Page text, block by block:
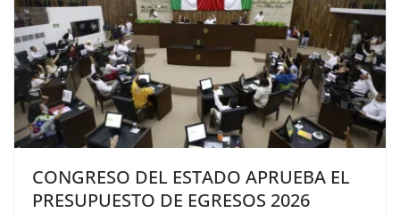
CONGRESO DEL ESTADO APRUEBA EL
PRESUPUESTO DE EGRESOS 2026